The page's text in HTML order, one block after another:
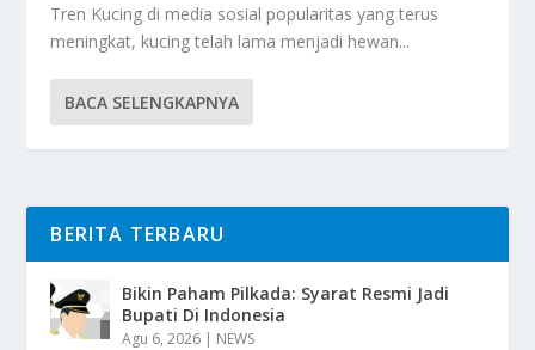
Tren Kucing di media sosial popularitas yang terus
meningkat, kucing telah lama menjadi hewan...
BACA SELENGKAPNYA
BERITA TERBARU
Bikin Paham Pilkada: Syarat Resmi Jadi
Bupati Di Indonesia
Agu 6, 2026 | NEWS